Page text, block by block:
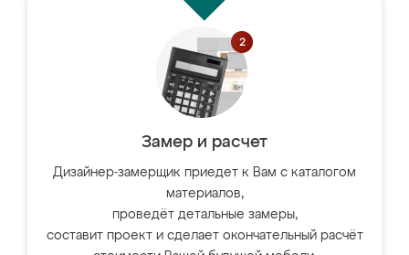
Замер и расчет
Дизайнер-замерщик приедет к Вам с каталогом
материалов,
проведёт детальные замеры,
составит проект и сделает окончательный расчёт